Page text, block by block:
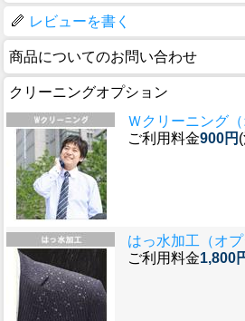
レビューを書く
商品についてのお問い合わせ
クリーニングオプション
Ｗクリーニング（
ご利用料金900円
はっ水加工（オプ
ご利用料金1,800